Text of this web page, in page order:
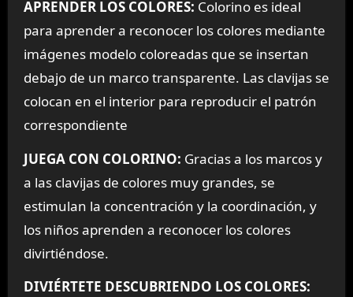
APRENDER LOS COLORES: Colorino es ideal
para aprender a reconocer los colores mediante
imágenes modelo coloreadas que se insertan
debajo de un marco transparente. Las clavijas se
colocan en el interior para reproducir el patrón
correspondiente
JUEGA CON COLORINO: Gracias a los marcos y
a las clavijas de colores muy grandes, se
estimulan la concentración y la coordinación, y
los niños aprenden a reconocer los colores
divirtiéndose.
DIVIÉRTETE DESCUBRIENDO LOS COLORES: